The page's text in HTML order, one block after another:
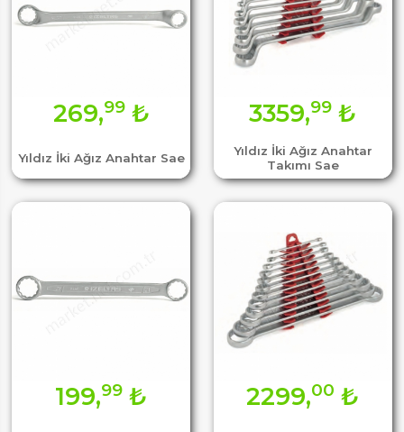
Yıldız İki Ağız Anahtar Sae
269,99₺
Yıldız İki Ağız Anahtar
Takımı Sae
3359,99 ₺
199,99 ₺ 2299,00 ₺